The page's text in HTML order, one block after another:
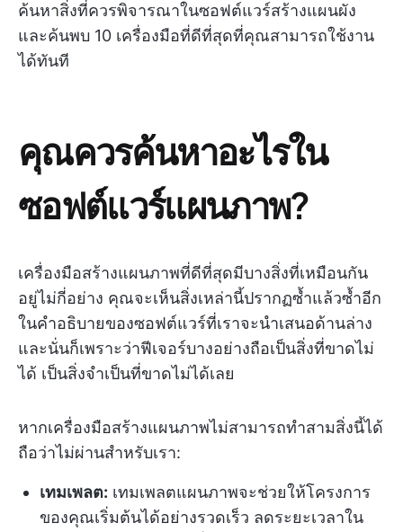
ค้นหาสิ่งที่ควรพิจารณาในซอฟต์แวร์สร้างแผนผัง
และค้นพบ 10 เครื่องมือที่ดีที่สุดที่คุณสามารถใช้งาน
ได้ทันที
คุณควรค้นหาอะไรใน
ซอฟต์แวร์แผนภาพ?
เครื่องมือสร้างแผนภาพที่ดีที่สุดมีบางสิ่งที่เหมือนกัน
อยู่ไม่กี่อย่าง คุณจะเห็นสิ่งเหล่านี้ปรากฏซ้ำแล้วซ้ำอีก
ในคำอธิบายของซอฟต์แวร์ที่เราจะนำเสนอด้านล่าง
และนั่นก็เพราะว่าฟีเจอร์บางอย่างถือเป็นสิ่งที่ขาดไม่
ได้ เป็นสิ่งจำเป็นที่ขาดไม่ได้เลย
หากเครื่องมือสร้างแผนภาพไม่สามารถทำสามสิ่งนี้ได้
ถือว่าไม่ผ่านสำหรับเรา:
เทมเพลต: เทมเพลตแผนภาพจะช่วยให้โครงการ
ของคุณเริ่มต้นได้อย่างรวดเร็ว ลดระยะเวลาใน